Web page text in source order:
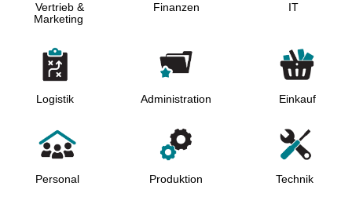
Vertrieb &
Marketing
Finanzen IТ
Logistik Administration Einkauf
Personal Produktion Technik